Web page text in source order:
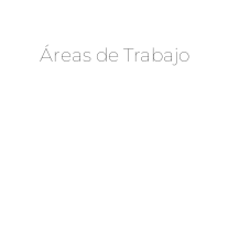
Áreas de Trabajo